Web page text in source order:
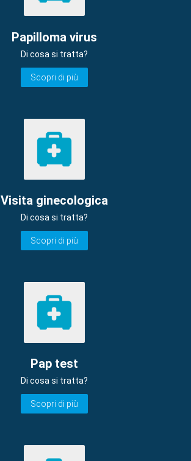
Papilloma virus
Di cosa si tratta?
Scopri di più
Visita ginecologica
Di cosa si tratta?
Scopri di più
Pap test
Di cosa si tratta?
Scopri di più